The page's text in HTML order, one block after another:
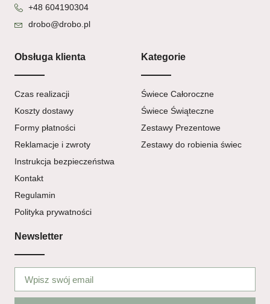
+48 604190304
drobo@drobo.pl
Obsługa klienta
Czas realizacji
Koszty dostawy
Formy płatności
Reklamacje i zwroty
Instrukcja bezpieczeństwa
Kontakt
Regulamin
Polityka prywatności
Kategorie
Świece Całoroczne
Świece Świąteczne
Zestawy Prezentowe
Zestawy do robienia świec
Newsletter